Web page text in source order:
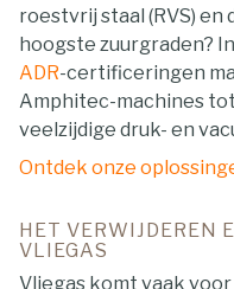
roestvrij staal (RVS)
hoogste zuurgraden?
ADR-certificeringen
Amphitec-machines
veelzijdige druk- en
Ontdek onze
HET VERWIJDEREN
VLIEGAS
Vliegas komt vaak